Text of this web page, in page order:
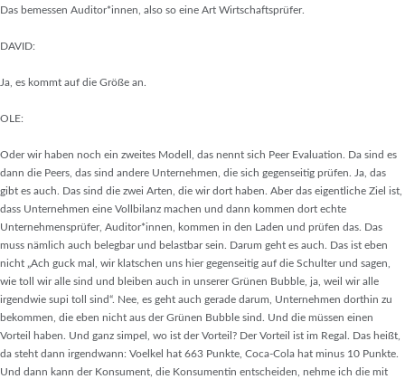
Das bemessen Auditor*innen, also so eine Art Wirtschaftsprüfer.
DAVID:
Ja, es kommt auf die Größe an.
OLE:
Oder wir haben noch ein zweites Modell, das nennt sich Peer Evaluation. Da sind es
dann die Peers, das sind andere Unternehmen, die sich gegenseitig prüfen. Ja, das
gibt es auch. Das sind die zwei Arten, die wir dort haben. Aber das eigentliche Ziel ist,
dass Unternehmen eine Vollbilanz machen und dann kommen dort echte
Unternehmensprüfer, Auditor*innen, kommen in den Laden und prüfen das. Das
muss nämlich auch belegbar und belastbar sein. Darum geht es auch. Das ist eben
nicht „Ach guck mal, wir klatschen uns hier gegenseitig auf die Schulter und sagen,
wie toll wir alle sind und bleiben auch in unserer Grünen Bubble, ja, weil wir alle
irgendwie supi toll sind“. Nee, es geht auch gerade darum, Unternehmen dorthin zu
bekommen, die eben nicht aus der Grünen Bubble sind. Und die müssen einen
Vorteil haben. Und ganz simpel, wo ist der Vorteil? Der Vorteil ist im Regal. Das heißt,
da steht dann irgendwann: Voelkel hat 663 Punkte, Coca-Cola hat minus 10 Punkte.
Und dann kann der Konsument, die Konsumentin entscheiden, nehme ich die mit